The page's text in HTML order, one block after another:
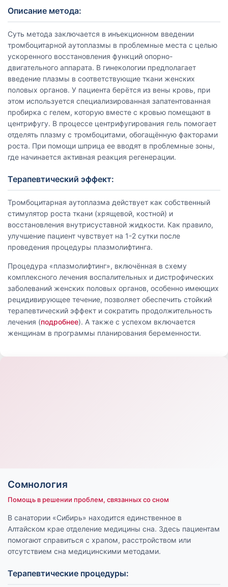
Описание метода:
Суть метода заключается в инъекционном введении
тромбоцитарной аутоплазмы в проблемные места с целью
ускоренного восстановления функций опорно-
двигательного аппарата. В гинекологии предполагает
введение плазмы в соответствующие ткани женских
половых органов. У пациента берётся из вены кровь, при
этом используется специализированная запатентованная
пробирка с гелем, которую вместе с кровью помещают в
центрифугу. В процессе центрифугирования гель помогает
отделять плазму с тромбоцитами, обогащённую факторами
роста. При помощи шприца ее вводят в проблемные зоны,
где начинается активная реакция регенерации.
Терапевтический эффект:
Тромбоцитарная аутоплазма действует как собственный
стимулятор роста ткани (хрящевой, костной) и
восстановления внутрисуставной жидкости. Как правило,
улучшение пациент чувствует на 1-2 сутки после
проведения процедуры плазмолифтинга.
Процедура «плазмолифтинг», включённая в схему
комплексного лечения воспалительных и дистрофических
заболеваний женских половых органов, особенно имеющих
рецидивирующее течение, позволяет обеспечить стойкий
терапевтический эффект и сократить продолжительность
лечения (подробнее). А также с успехом включается
женщинам в программы планирования беременности.
Сомнология
Помощь в решении проблем, связанных со сном
В санатории «Сибирь» находится единственное в
Алтайском крае отделение медицины сна. Здесь пациентам
помогают справиться с храпом, расстройством или
отсутствием сна медицинскими методами.
Терапевтические процедуры: